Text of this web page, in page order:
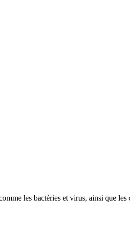
les bactéries et virus, ainsi que les